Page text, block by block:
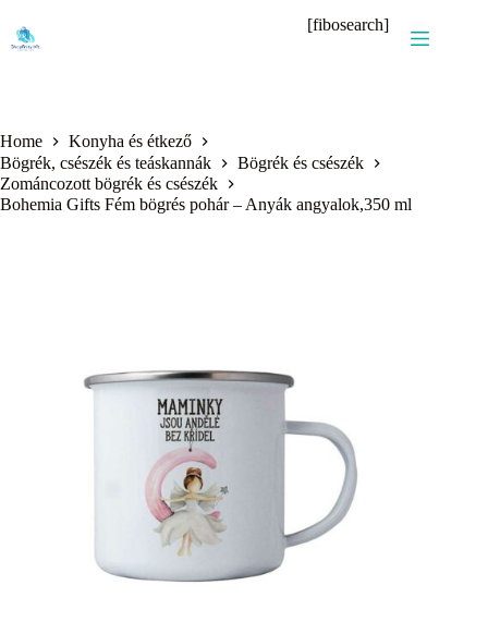
content
[fibosearch]
Home
Konyha és étkező
Bögrék, csészék és teáskannák
Bögrék és csészék
Zománcozott bögrék és csészék
Bohemia Gifts Fém bögrés pohár – Anyák angyalok,350 ml